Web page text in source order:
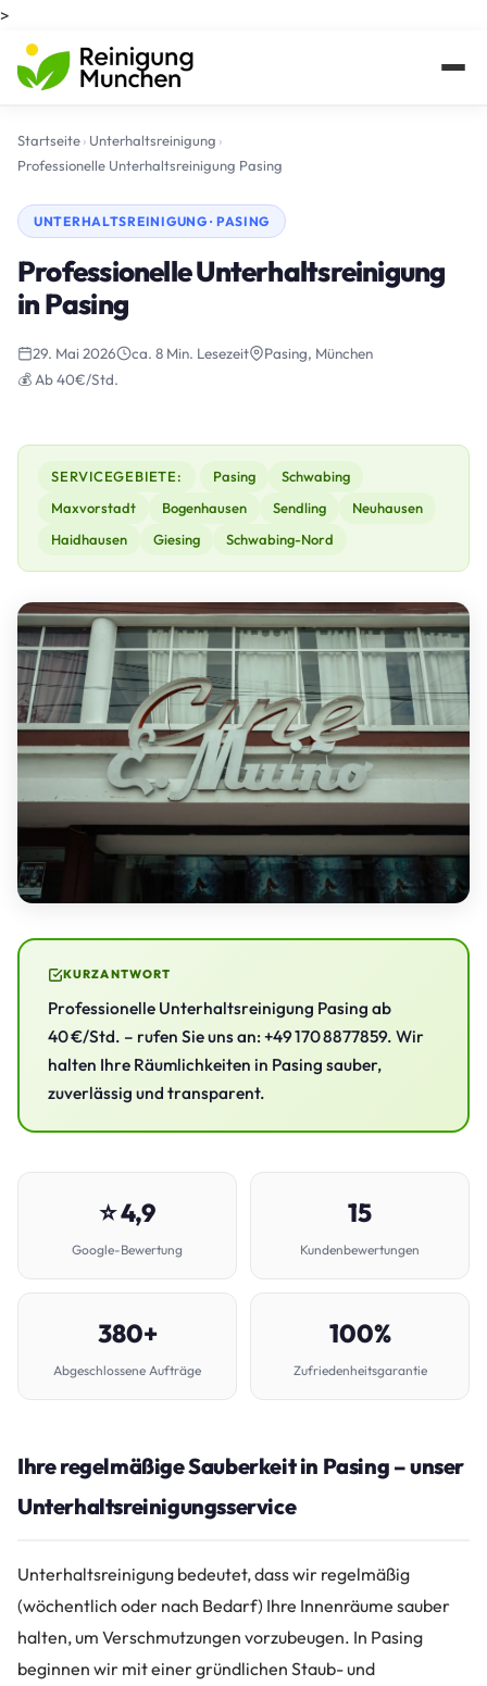
>
Startseite› Unterhaltsreinigung ›
Professionelle Unterhaltsreinigung Pasing
UNTERHALTSREINIGUNG · PASING
Professionelle Unterhaltsreinigung
in Pasing
29. Mai 2026 ca. 8 Min. Lesezeit
Pasing, München
💰 Ab 40€/Std.
SERVICEGEBIETE: Pasing
Schwabing
Maxvorstadt
Bogenhausen Sendling
Neuhausen
Haidhausen
Giesing Schwabing-Nord
KURZANTWORT
Professionelle Unterhaltsreinigung Pasing ab
40 €/Std. – rufen Sie uns an: +49 170 8877859. Wir
halten Ihre Räumlichkeiten in Pasing sauber,
zuverlässig und transparent.
⭐ 4,9
Google-Bewertung
15
Kundenbewertungen
380+
Abgeschlossene Aufträge
100%
Zufriedenheitsgarantie
Ihre regelmäßige Sauberkeit in Pasing – unser
Unterhaltsreinigungsservice
Unterhaltsreinigung bedeutet, dass wir regelmäßig
(wöchentlich oder nach Bedarf) Ihre Innenräume sauber
halten, um Verschmutzungen vorzubeugen. In Pasing
beginnen wir mit einer gründlichen Staub- und